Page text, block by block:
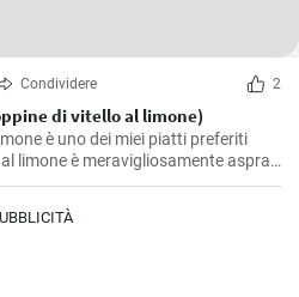
Condividere 2
di vitello al limone)
è uno dei miei piatti preferiti
limone è meravigliosamente aspra
di vitello. Si tratta di un piatto di
nei periodi più freddi.